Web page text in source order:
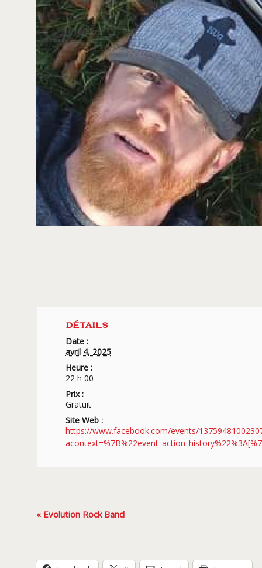
DÉTAILS
Date :
avril 4, 2025
Heure :
22 h 00
Prix :
Gratuit
Site Web :
https://www.facebook.com/events/
Navigation
« Evolution Rock Band